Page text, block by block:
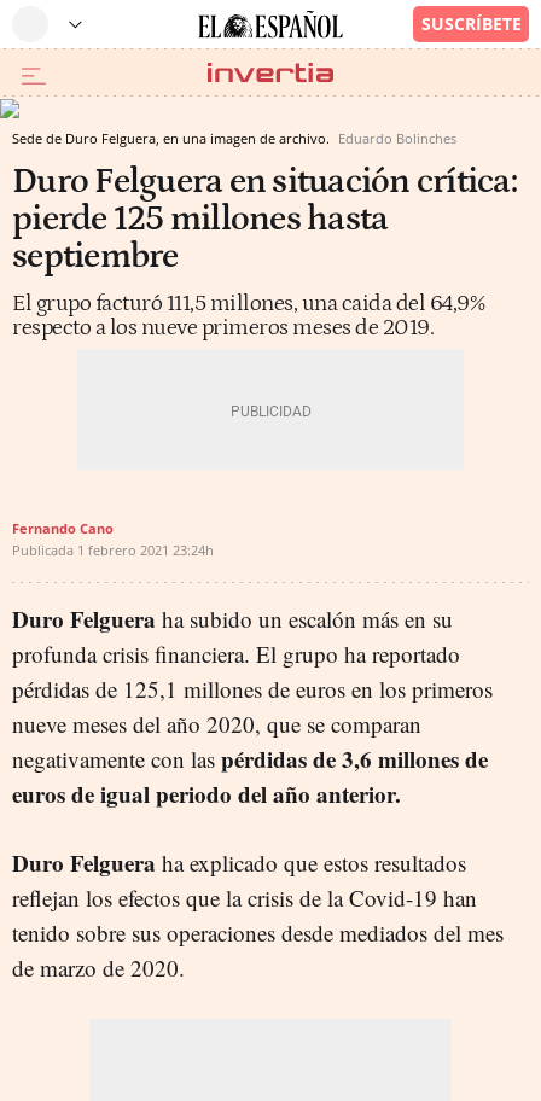
Sede de Duro Felguera, en una imagen de archivo. Eduardo Bolinches
Duro Felguera en situación crítica:
pierde 125 millones hasta
septiembre
El grupo facturó 111,5 millones, una caida del 64,9%
respecto a los nueve primeros meses de 2019.
Fernando Cano
Publicada 1 febrero 2021 23:24h
Duro Felguera ha subido un escalón más en su
profunda crisis financiera. El grupo ha reportado
pérdidas de 125,1 millones de euros en los primeros
nueve meses del año 2020, que se comparan
negativamente con las pérdidas de 3,6 millones de
euros de igual periodo del año anterior.
Duro Felguera ha explicado que estos resultados
reflejan los efectos que la crisis de la Covid-19 han
tenido sobre sus operaciones desde mediados del mes
de marzo de 2020.